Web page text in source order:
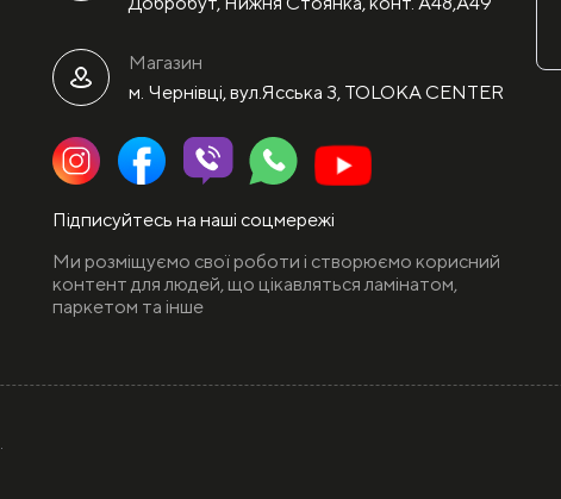
Магазин
м. Чернівці, вул.Ясська 3, TOLOKA CENTER
Підписуйтесь на наші соцмережі
Ми розміщуємо свої роботи і створюємо корисний
контент для людей, що цікавляться ламінатом,
паркетом та інше